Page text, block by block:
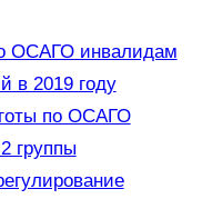
ОСАГО инвалидам
в 2019 году
по ОСАГО
группы